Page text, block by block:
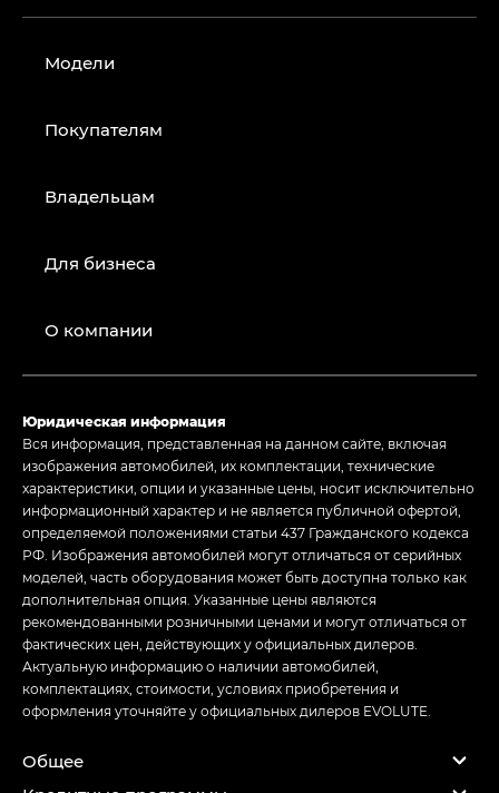
Модели
Покупателям
Владельцам
Для бизнеса
О компании
Юридическая информация
Вся информация, представленная на данном сайте, включая
изображения автомобилей, их комплектации, технические
характеристики, опции и указанные цены, носит исключительно
информационный характер и не является публичной офертой,
определяемой положениями статьи 437 Гражданского кодекса
РФ. Изображения автомобилей могут отличаться от серийных
моделей, часть оборудования может быть доступна только как
дополнительная опция. Указанные цены являются
рекомендованными розничными ценами и могут отличаться от
фактических цен, действующих у официальных дилеров.
Актуальную информацию о наличии автомобилей,
комплектациях, стоимости, условиях приобретения и
оформления уточняйте у официальных дилеров EVOLUTE.
Общее